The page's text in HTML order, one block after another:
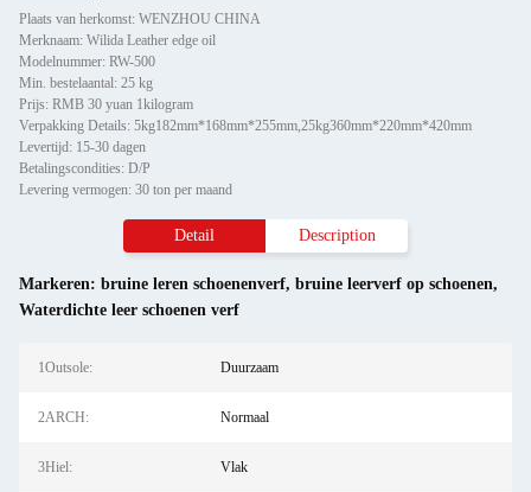
Plaats van herkomst: WENZHOU CHINA
Merknaam: Wilida Leather edge oil
Modelnummer: RW-500
Min. bestelaantal: 25 kg
Prijs: RMB 30 yuan 1kilogram
Verpakking Details: 5kg182mm*168mm*255mm,25kg360mm*220mm*420mm
Levertijd: 15-30 dagen
Betalingscondities: D/P
Levering vermogen: 30 ton per maand
Detail Description
Markeren: bruine leren schoenenverf, bruine leerverf op schoenen,
Waterdichte leer schoenen verf
1Outsole: Duurzaam
2ARCH: Normaal
3Hiel: Vlak